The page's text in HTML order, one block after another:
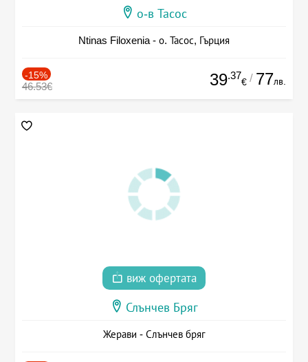
о-в Тасос
Ntinas Filoxenia - о. Тасос, Гърция
-15%
46.53€ 39.37
€ / 77лв.
виж офертата
Слънчев Бряг
Жерави - Слънчев бряг